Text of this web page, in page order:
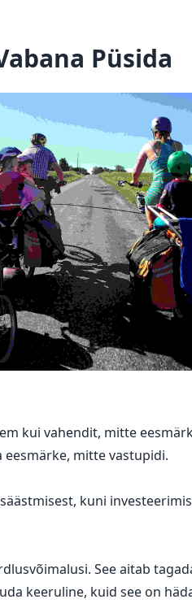
Püsida
kui vahendit, mitte
mitte vastupidi.
kuni
See aitab
keeruline, kuid see on